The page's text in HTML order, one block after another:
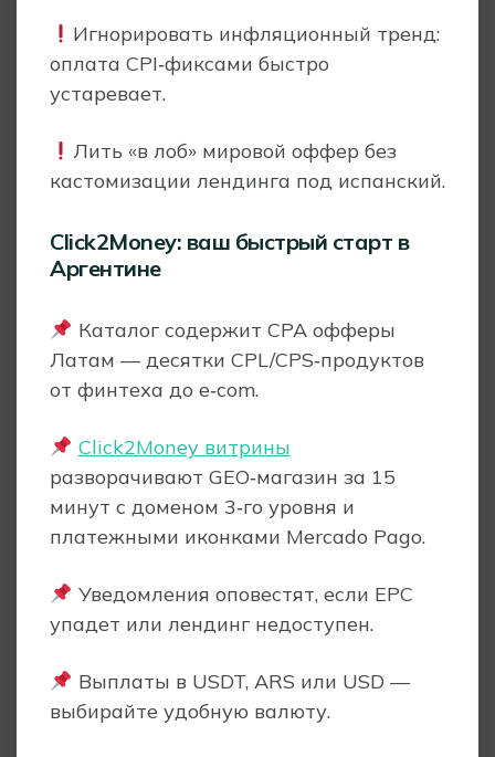
Игнорировать инфляционный тренд:
оплата CPI‑фиксами быстро
устаревает.
Лить «в лоб» мировой оффер без
кастомизации лендинга под испанский.
Click2Money: ваш быстрый старт в
Аргентине
Каталог содержит CPA офферы
Латам — десятки CPL/CPS‑продуктов
от финтеха до e‑com.
Click2Money витрины
разворачивают GEO‑магазин за 15
минут с доменом 3‑го уровня и
платежными иконками Mercado Pago.
Уведомления оповестят, если EPC
упадет или лендинг недоступен.
Выплаты в USDT, ARS или USD —
выбирайте удобную валюту.